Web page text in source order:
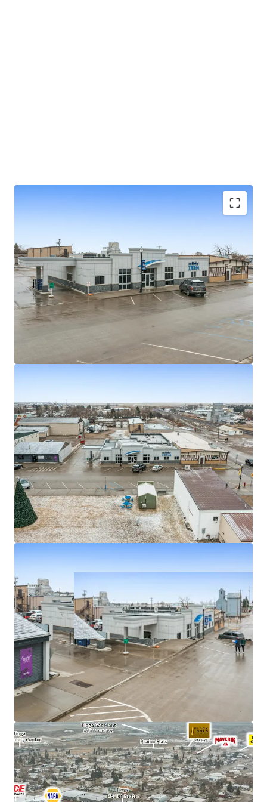
Strong TS Bank Financing Available w/ 10%+
Levered Returns (inquire for details)
±16 years of primary lease term remaining
Absolute NNN lease with zero landlord
responsibilities
$354 million in bank branch deposits as of 2025
35% deposit growth over the past two years
Tioga, North Dakota serves as a vital energy and
agricultural hub in the heart of the Bakken oil
sites in 3 states (IA, ND, WI)
$110,000 average household income within a
three‑mile radius
44% increase in daytime population within a
five‑mile radius
2.50% annual rent escalations